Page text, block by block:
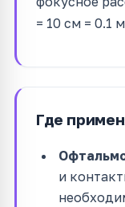
= 10 см = 0.1
Где
и